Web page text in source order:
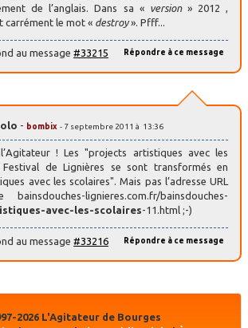
de l’anglais. Dans sa « version» 2012 ,
carrément le mot « destroy». Pfff...
Répondre à ce message
au message #33215
- bombix - 7 septembre 2011 à 13:36
! Les "projects artistiques avec les
de Lignières se sont transformés en
avec les scolaires". Mais pas l’adresse URL
lignieres.com.fr/bainsdouches-
avec-les-scolaires-11.html ;-)
Répondre à ce message
au message #33216
2026 L'Agitateur de Bourges